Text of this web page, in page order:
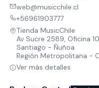
web@musicchile.cl
+56961903777
Tienda MusicChile
Av Sucre 2589, Oficina
Santiago - Ñuñoa
Región Metropolitana -
Ver más detalles